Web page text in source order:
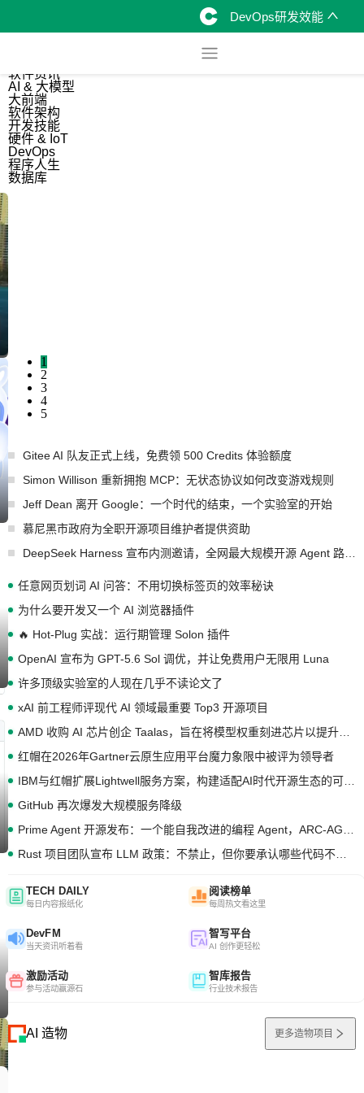
DevOps研发效能
软件资讯
AI & 大模型
大前端
软件架构
开发技能
硬件 & IoT
DevOps
程序人生
数据库
1
2
3
4
5
Gitee AI 队友正式上线，免费领 500 Credits 体验额度
Simon Willison 重新拥抱 MCP：无状态协议如何改变游戏规则
Jeff Dean 离开 Google：一个时代的结束，一个实验室的开始
慕尼黑市政府为全职开源项目维护者提供资助
任意网页划词 AI 问答：不用切换标签页的效率秘诀
为什么要开发又一个 AI 浏览器插件
🔥 Hot-Plug 实战：运行期管理 Solon 插件
OpenAI 宣布为 GPT-5.6 Sol 调优，并让免费用户无限用 Luna
许多顶级实验室的人现在几乎不读论文了
xAI 前工程师评现代 AI 领域最重要 Top3 开源项目
红帽在2026年Gartner云原生应用平台魔力象限中被评为领导者
GitHub 再次爆发大规模服务降级
TECH DAILY
每日内容报纸化
阅读榜单
每周热文看这里
DevFM
当天资讯听着看
智写平台
AI 创作更轻松
激励活动
参与活动赢源石
智库报告
行业技术报告
AI 造物 更多造物项目